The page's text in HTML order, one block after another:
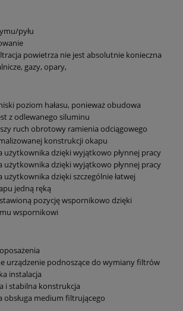
pyłu
powietrza nie jest absolutnie konieczna
gazy, opary,
poziom hałasu, ponieważ obudowa
z odlewanego siluminu
ruch obrotowy ramienia odciągowego
konstrukcji okapu
użytkownika dzięki wyjątkowo płynnej pracy
użytkownika dzięki wyjątkowo płynnej pracy
użytkownika dzięki szczególnie łatwej
jedną ręką
pozycję wspornikowo dzięki
wspornikowi
urządzenie podnoszące do wymiany filtrów
instalacja
i stabilna konstrukcja
obsługa medium filtrującego